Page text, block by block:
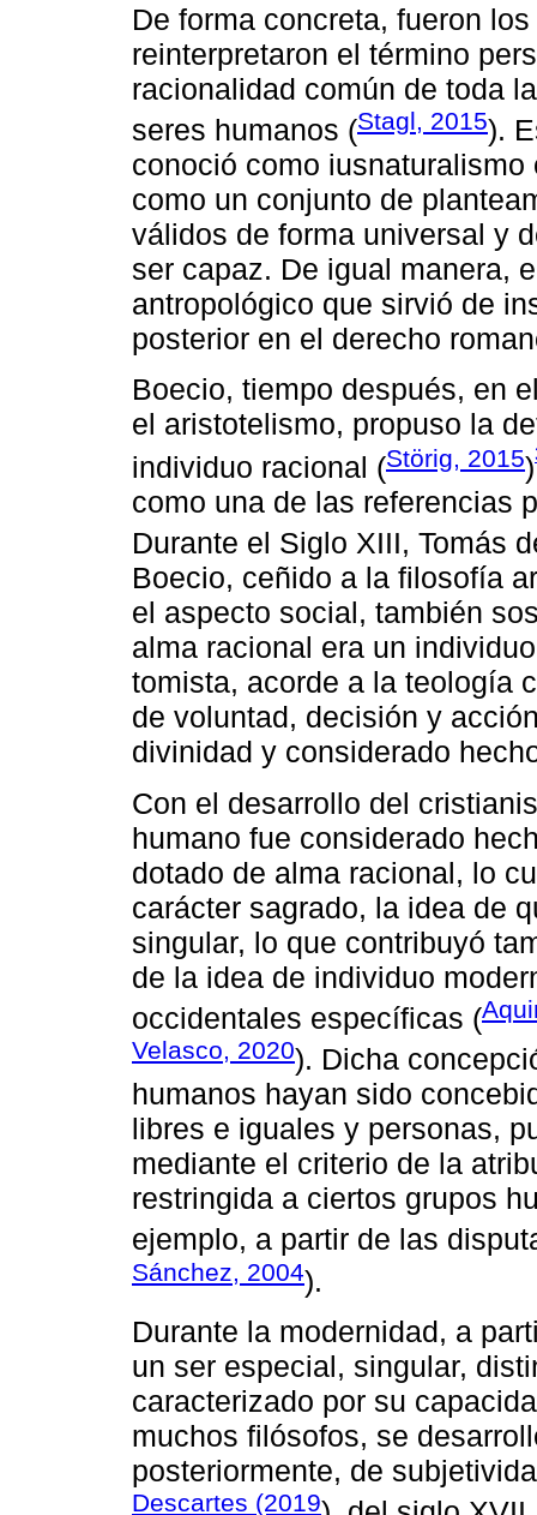
De forma concreta, fueron
reinterpretaron el término
racionalidad común de toda
seres humanos (Stagl, 2015).
conoció como
como un conjunto de
válidos de forma universal y
ser capaz. De igual manera,
antropológico que sirvió de
posterior en el derecho
Boecio, tiempo después, en
el aristotelismo, propuso la
individuo racional (Störig, 2015)
como una de las referencias
Durante el Siglo XIII, Tomás
Boecio, ceñido a la filosofía
el aspecto social, también
alma racional era un
tomista, acorde a la teología
de voluntad, decisión y
divinidad y considerado
Con el desarrollo del
humano fue considerado
dotado de alma racional, lo
carácter sagrado, la idea de
singular, lo que contribuyó
de la idea de individuo
occidentales específicas (
Velasco, 2020). Dicha
humanos hayan sido
libres e iguales y personas,
mediante el criterio de la
restringida a ciertos grupos
ejemplo, a partir de las
Sánchez, 2004).
Durante la modernidad, a
un ser especial, singular,
caracterizado por su
muchos filósofos, se
posteriormente, de
Descartes (2019